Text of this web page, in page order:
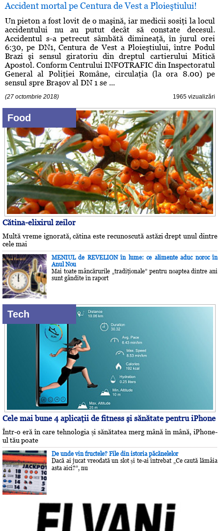
Accident mortal pe Centura de Vest a Ploieştiului!
Un pieton a fost lovit de o maşină, iar medicii sosiţi la locul
accidentului nu au putut decât să constate decesul.
Accidentul s-a petrecut sâmbătă dimineaţă, în jurul orei
6:30, pe DN1, Centura de Vest a Ploieştiului, între Podul
Brazi şi sensul giratoriu din dreptul cartierului Mitică
Apostol. Conform Centrului INFOTRAFIC din Inspectoratul
General al Poliţiei Române, circulaţia (la ora 8.00) pe
sensul spre Braşov al DN 1 se ...
(27 octombrie 2018) 1965 vizualizări
Food
Cătina-elixirul zeilor
Multă vreme ignorată, cătina este recunoscută astăzi drept unul dintre
cele mai
MENIUL de REVELION în lume: ce alimente aduc noroc în
Anul Nou
Mai toate mâncărurile „tradiţionale” pentru noaptea dintre ani
sunt gândite în raport
Tech
Cele mai bune 4 aplicaţii de fitness şi sănătate pentru iPhone
Într-o eră în care tehnologia și sănătatea merg mână în mână, iPhone-
ul tău poate
De unde vin fructele? File din istoria păcănelelor
Dacă ai jucat vreodată un slot și te-ai întrebat „Ce caută lămâia
asta aici?”, nu